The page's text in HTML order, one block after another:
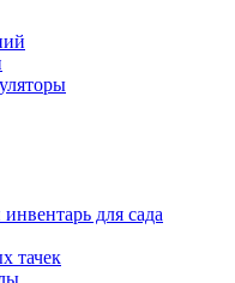
для сада
тачек